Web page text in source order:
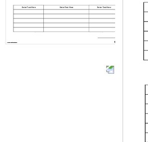
Enter Text Here Enter Text Here Enter Text Here
www.storyboardthat.com